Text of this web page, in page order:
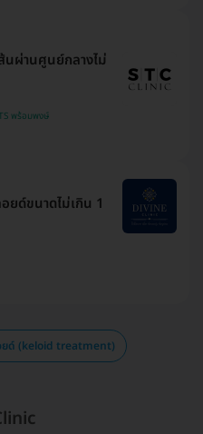
ผ่านศูนย์กลางไม่
วรีย์ชัยสมรภูมิ , BTS เสนานิคม , BTS พร้อมพงษ์
ด์ขนาดไม่เกิน 1
ยด์ (keloid treatment)